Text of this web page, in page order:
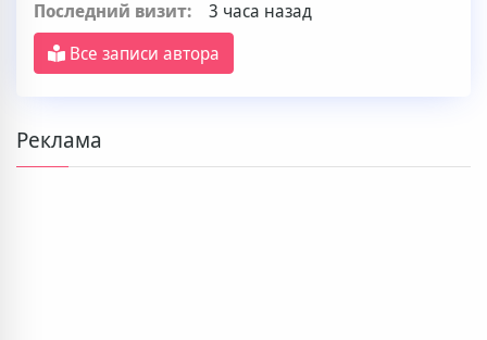
Последний визит:
3 часа назад
Все записи автора
Реклама